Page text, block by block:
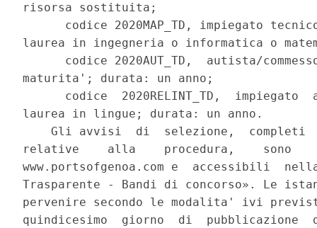
risorsa sostituita;
codice 2020MAP_TD, impiegato
laurea in ingegneria o informatica o
codice 2020AUT_TD,  autista/
maturita'; durata: un anno;
codice  2020RELINT_TD,  impiegato
laurea in lingue; durata: un anno.
Gli avvisi  di  selezione,  completi
relative    alla    procedura,    sono
www.portsofgenoa.com e  accessibili
Trasparente - Bandi di concorso». Le
pervenire secondo le modalita' ivi
quindicesimo  giorno  di  pubblicazione